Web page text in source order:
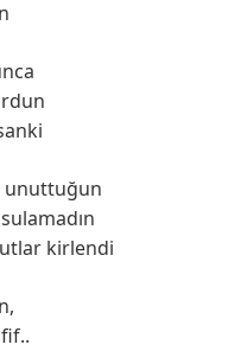
unuttuğun
kirlendi